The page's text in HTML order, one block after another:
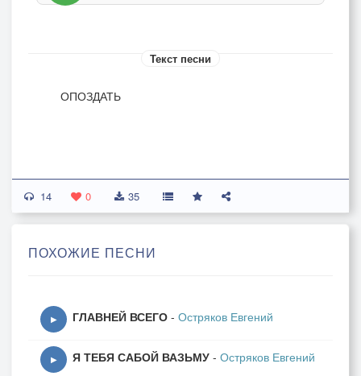
Текст песни
ОПОЗДАТЬ
14 0 35
ПОХОЖИЕ ПЕСНИ
▶ ГЛАВНЕЙ ВСЕГО - Остряков Евгений
▶ Я ТЕБЯ САБОЙ ВАЗЬМУ - Остряков Евгений